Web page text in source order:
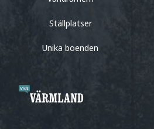
Ställplatser
Unika boenden